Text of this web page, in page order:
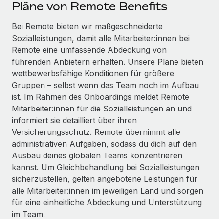
Tools
DIENSTLEISTUNGEN
Frag unsere Expert:innen
Hilfe von Expert:innen für globale HR & Compliance
Background-Checks
Einfacheres Bewerber:innen-Screening
Compliance Watchtower
Lückenlose Compliance
Geräteverwaltung
Globale Bereitstellung und Verfolgung von IT-
Geräten
Gründung von Niederlassungen
Schnelle, rechtssichere Gründung von
Entdecke die Möglichkeiten einer Partnerschaft
Remote Build
Demnächst verfügbar
Beratung zu Integrationen und KI-Automatisierung
FALLSTUDIEN
So hat der KI-Vorreiter Weaviate sein Team mit
Remote um 120 % vergrößert
Weaviate auf einen Blick Weaviate entwickelt KI-basierte
Open-Source-Infrastrukturen. Das...
Mehr erfahren
Strategische Partnerschaft zwischen
Reverse Tech und Remote für Contractor
Events
Newsroom
Informationen zu Gehältern und Qualifikationen
Insights Center
Hol dir Unterstützung
BLOG
Globale Payroll
EOR und PEO
Contractor Management
Steuern
Pläne von Remote Benefits
Bei Remote bieten wir maßgeschneiderte
Sozialleistungen, damit alle Mitarbeiter:innen bei
Remote eine umfassende Abdeckung von
führenden Anbietern erhalten. Unsere Pläne bieten
wettbewerbsfähige Konditionen für größere
Gruppen – selbst wenn das Team noch im Aufbau
ist. Im Rahmen des Onboardings meldet Remote
Mitarbeiter:innen für die Sozialleistungen an und
informiert sie detailliert über ihren
Versicherungsschutz. Remote übernimmt alle
administrativen Aufgaben, sodass du dich auf den
Ausbau deines globalen Teams konzentrieren
kannst. Um Gleichbehandlung bei Sozialleistungen
sicherzustellen, gelten angebotene Leistungen für
alle Mitarbeiter:innen im jeweiligen Land und sorgen
für eine einheitliche Abdeckung und Unterstützung
im Team.